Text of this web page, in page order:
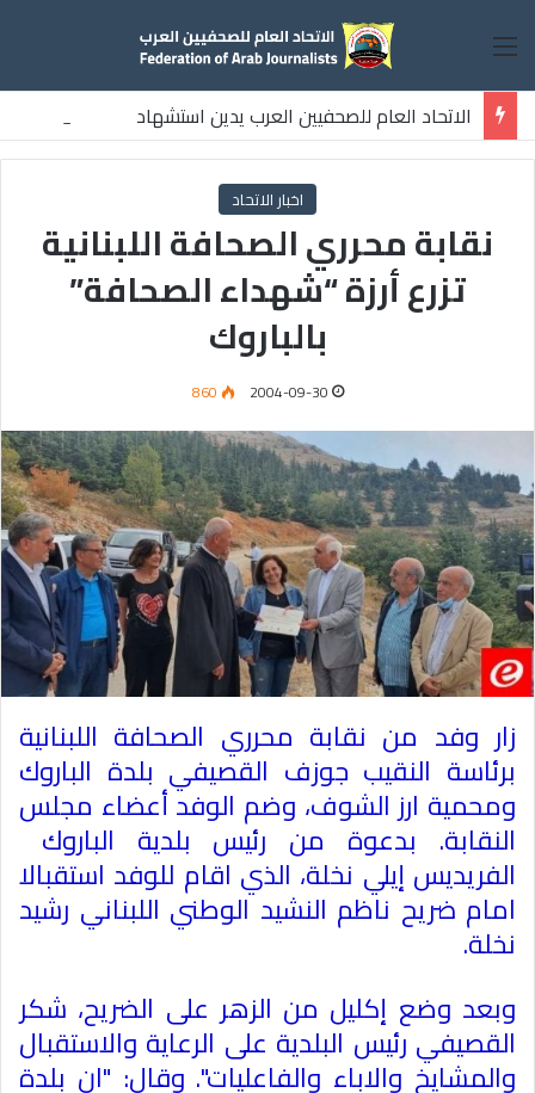
القائمة
الاتحاد العام للصحفيين العرب يدين استشهاد
ثلاثة صحفيين فلسطينيين باستهداف إسرائيلي وسط قطاع غزة
اخبار الاتحاد
نقابة محرري الصحافة اللبنانية
تزرع أرزة “شهداء الصحافة”
بالباروك
2004-09-30
860
زار وفد من ​نقابة محرري الصحافة​ اللبنانية
برئاسة النقيب ​جوزف القصيفي​ بلدة الباروك
ومحمية ارز ​الشوف​، وضم الوفد أعضاء مجلس
النقابة. بدعوة من رئيس بلدية الباروك ​
الفريديس​ إيلي نخلة، الذي اقام للوفد استقبالا
امام ضريح ناظم النشيد الوطني اللبناني رشيد
نخلة.
وبعد وضع إكليل من الزهر على الضريح، شكر
القصيفي رئيس البلدية على الرعاية والاستقبال
والمشايخ والاباء والفاعليات". وقال: "ان بلدة